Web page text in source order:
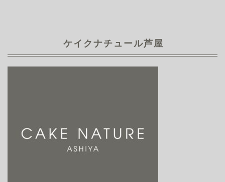
ケイクナチュール芦屋